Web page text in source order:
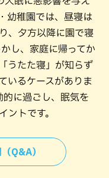
幼稚園では、昼寝は
、夕方以降に園で寝
し、家庭に帰ってか
うたた寝」が知らず
いるケースがありま
的に過ごし、眠気を
ントです。
Q&A）